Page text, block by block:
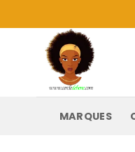
au
MARQUES